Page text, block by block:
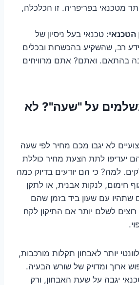
מטכנאי בפריפריה. זו הכלכלה,
הטכנאי: טכנאי בעל ניסיון של
רב, שהשקיע בהכשרות ובכלים
בהתאם. ואתם? אתם מרוויחים
על "שעה"? לא
לא יגבו מכם מחיר לפי שעה
הם יעדיפו לתת הצעת מחיר כוללת
למה? כי הם יודעים בדיוק כמה
חימום, לנקות אבנית, או לתקן
שתהיו עם שעון ביד בזמן שהם
לשלם יותר אם התיקון לקח
יותר לאבחון תקלות מורכבות,
ארוך ומדויק של שורש הבעיה.
יגבה על שעת האבחון, ורק